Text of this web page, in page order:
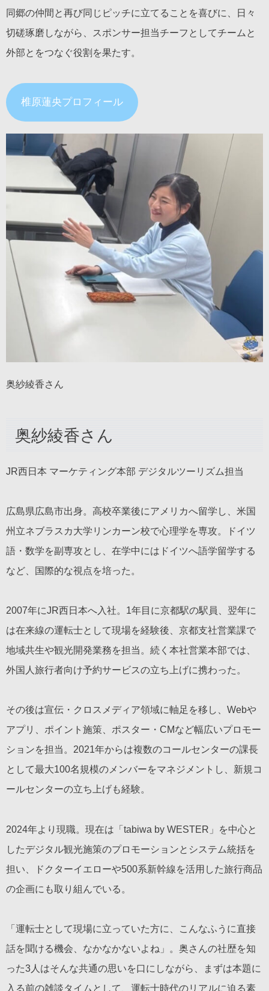
同郷の仲間と再び同じピッチに立てることを喜びに、日々
切磋琢磨しながら、スポンサー担当チーフとしてチームと
外部とをつなぐ役割を果たす。
椎原蓮央プロフィール
奥紗綾香さん
奥紗綾香さん
JR西日本 マーケティング本部 デジタルツーリズム担当
広島県広島市出身。高校卒業後にアメリカへ留学し、米国
州立ネブラスカ大学リンカーン校で心理学を専攻。ドイツ
語・数学を副専攻とし、在学中にはドイツへ語学留学する
など、国際的な視点を培った。
2007年にJR西日本へ入社。1年目に京都駅の駅員、翌年に
は在来線の運転士として現場を経験後、京都支社営業課で
地域共生や観光開発業務を担当。続く本社営業本部では、
外国人旅行者向け予約サービスの立ち上げに携わった。
その後は宣伝・クロスメディア領域に軸足を移し、Webや
アプリ、ポイント施策、ポスター・CMなど幅広いプロモー
ションを担当。2021年からは複数のコールセンターの課長
として最大100名規模のメンバーをマネジメントし、新規コ
ールセンターの立ち上げも経験。
2024年より現職。現在は「tabiwa by WESTER」を中心と
したデジタル観光施策のプロモーションとシステム統括を
担い、ドクターイエローや500系新幹線を活用した旅行商品
の企画にも取り組んでいる。
「運転士として現場に立っていた方に、こんなふうに直接
話を聞ける機会、なかなかないよね」。奥さんの社歴を知
った3人はそんな共通の思いを口にしながら、まずは本題に
入る前の雑談タイムとして、運転士時代のリアルに迫る素